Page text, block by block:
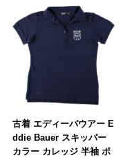
古着 エディーバウアー E
ddie Bauer スキッパー
カラー カレッジ 半袖 ポ